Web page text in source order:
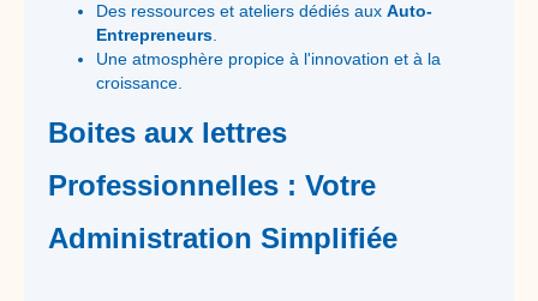
Des ressources et ateliers dédiés aux Auto-
Entrepreneurs
Une atmosphère propice à l'innovation et à la
croissance.
Boites aux lettres
Professionnelles : Votre
Administration Simplifiée